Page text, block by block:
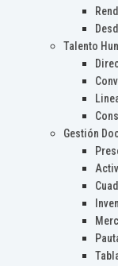
Talento
Gestión